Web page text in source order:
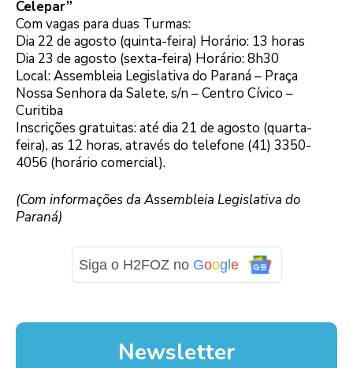
Celepar”
Com vagas para duas Turmas:
Dia 22 de agosto (quinta-feira) Horário: 13 horas
Dia 23 de agosto (sexta-feira) Horário: 8h30
Local: Assembleia Legislativa do Paraná – Praça
Nossa Senhora da Salete, s/n – Centro Cívico –
Curitiba
Inscrições gratuitas: até dia 21 de agosto (quarta-
feira), as 12 horas, através do telefone (41) 3350-
4056 (horário comercial).
(Com informações da Assembleia Legislativa do
Paraná)
Siga o H2FOZ no Google
Newsletter